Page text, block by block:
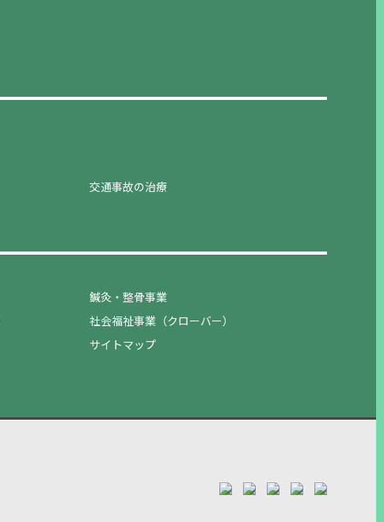
交通事故の治療
鍼灸・整骨事業
社会福祉事業（クローバー）
サイトマップ